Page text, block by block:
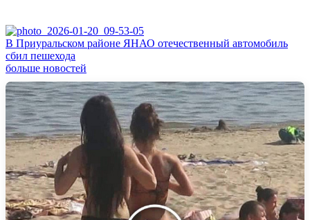
В Приуральском районе ЯНАО отечественный автомобиль
сбил пешехода
больше новостей